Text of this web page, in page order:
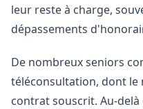
leur reste à charge,
dépassements
De nombreux seniors
téléconsultation, dont
contrat souscrit. Au-